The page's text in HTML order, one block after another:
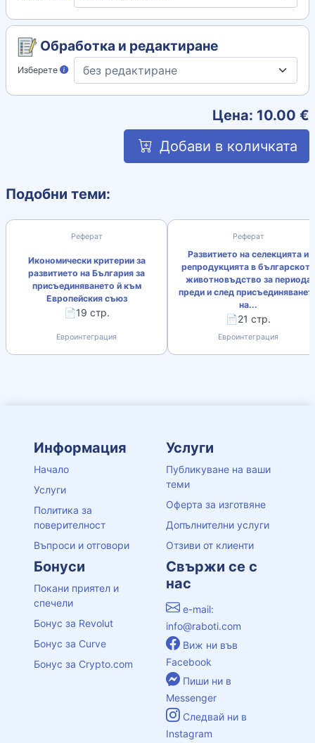
Обработка и редактиране
Изберете
Цена: 10.00 €
Добави в количката
Подобни теми:
Реферат
Икономически критерии за
развитието на България за
присъединяването й към
Европейския съюз
📄19 стр.
Евроинтеграция
Реферат
Развитието на селекцията и
репродукцията в българското
животновъдство за периода
преди и след
на...
📄21 стр.
Евроинтеграция
Информация
Начало
Услуги
Политика за
поверителност
Въпроси и отговори
Услуги
Публикуване на ваши
теми
Оферта за изготвяне
Допълнителни услуги
Отзиви от клиенти
Бонуси
Покани приятел и
спечели
Бонус за Revolut
Бонус за Curve
Бонус за Crypto.com
Свържи се с
нас
e-mail:
info@raboti.com
Виж ни във
Facebook
Пиши ни в
Messenger
Следвай ни в
Instagram